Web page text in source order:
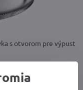
s otvorom pre výpust